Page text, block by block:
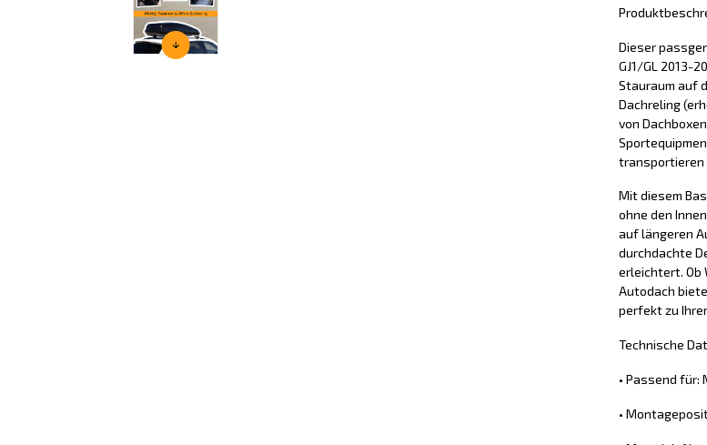
Dieser
GJ1/GL 2013-
Stauraum auf
Dachreling
von
transportieren
Mit diesem
ohne den
auf längeren
durchdachte
erleichtert. Ob
Autodach
perfekt zu
Technische
• Passend für:
•